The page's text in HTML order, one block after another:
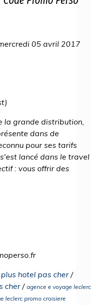
05 avril 2017
la grande distribution,
dans de
pour ses tarifs
lancé dans le travel
: vous offrir des
hotel pas cher /
cher / agence e voyage leclerc
leclerc promo croisiere